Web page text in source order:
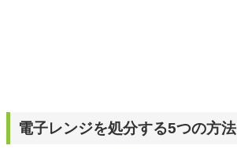
電子レンジを処分する5つの方法